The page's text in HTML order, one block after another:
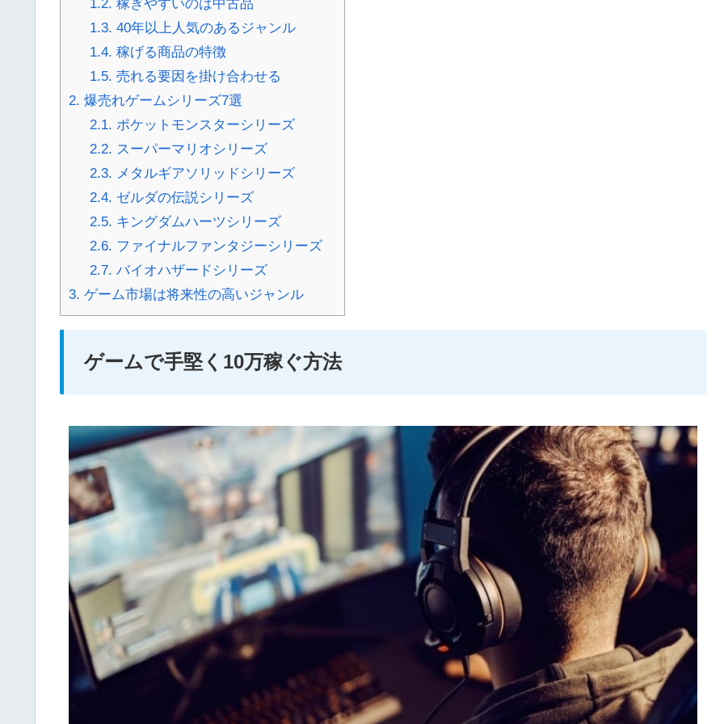
1.2. 稼ぎやすいのは中古品
1.3. 40年以上人気のあるジャンル
1.4. 稼げる商品の特徴
1.5. 売れる要因を掛け合わせる
2. 爆売れゲームシリーズ7選
2.1. ポケットモンスターシリーズ
2.2. スーパーマリオシリーズ
2.3. メタルギアソリッドシリーズ
2.4. ゼルダの伝説シリーズ
2.5. キングダムハーツシリーズ
2.6. ファイナルファンタジーシリーズ
2.7. バイオハザードシリーズ
3. ゲーム市場は将来性の高いジャンル
ゲームで手堅く10万稼ぐ方法